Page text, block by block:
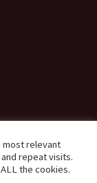
most relevant
repeat visits.
the cookies.